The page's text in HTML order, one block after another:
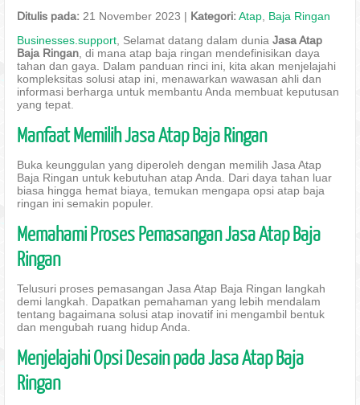
Ditulis pada: 21 November 2023 | Kategori:Atap Baja Ringan
Businesses.support , Selamat datang dalam dunia Jasa Atap
Baja Ringan , di mana atap baja ringan mendefinisikan daya
tahan dan gaya. Dalam panduan rinci ini, kita akan menjelajahi
kompleksitas solusi atap ini, menawarkan wawasan ahli dan
informasi berharga untuk membantu Anda membuat keputusan
yang tepat.
Manfaat Memilih Jasa Atap Baja Ringan
Buka keunggulan yang diperoleh dengan memilih Jasa Atap
Baja Ringan untuk kebutuhan atap Anda. Dari daya tahan luar
biasa hingga hemat biaya, temukan mengapa opsi atap baja
ringan ini semakin populer.
Memahami Proses Pemasangan Jasa Atap Baja
Ringan
Telusuri proses pemasangan Jasa Atap Baja Ringan langkah
demi langkah. Dapatkan pemahaman yang lebih mendalam
tentang bagaimana solusi atap inovatif ini mengambil bentuk
dan mengubah ruang hidup Anda.
Menjelajahi Opsi Desain pada Jasa Atap Baja
Ringan